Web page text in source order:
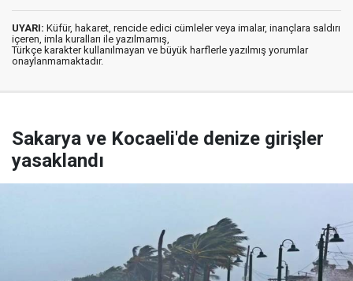
UYARI: Küfür, hakaret, rencide edici cümleler veya imalar, inançlara saldırı
içeren, imla kuralları ile yazılmamış,
Türkçe karakter kullanılmayan ve büyük harflerle yazılmış yorumlar
onaylanmamaktadır.
Sakarya ve Kocaeli'de denize girişler
yasaklandı